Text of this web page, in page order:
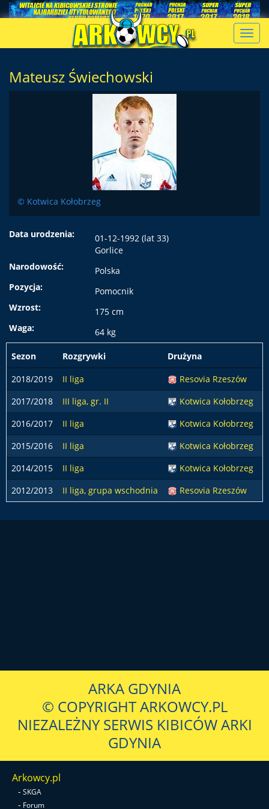
Mateusz Świechowski
© Kotwica Kołobrzeg
Data urodzenia:
01-12-1992 (lat 33)
Gorlice
Narodowość:
Polska
Pozycja:
Pomocnik
Wzrost:
175 cm
Waga:
64 kg
Sezon Rozgrywki Drużyna
2018/2019
II liga
Resovia Rzeszów
2017/2018
III liga, gr. II
Kotwica Kołobrzeg
2016/2017
II liga
Kotwica Kołobrzeg
2015/2016
II liga
Kotwica Kołobrzeg
2014/2015
II liga
Kotwica Kołobrzeg
2012/2013
II liga, grupa wschodnia Resovia Rzeszów
ARKA GDYNIA
© COPYRIGHT ARKOWCY.PL
NIEZALEŻNY SERWIS KIBICÓW ARKI
GDYNIA
Arkowcy.pl
- SKGA
- Forum